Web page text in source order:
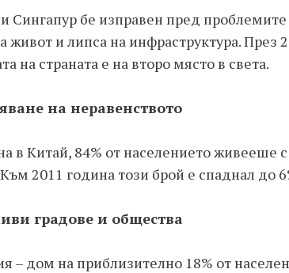
Сингапур бе изправен пред проблемите
живот и липса на инфраструктура. През
на страната е на второ място в света.
на неравенството
в Китай, 84% от населението живееше
2011 година този брой е спаднал до
градове и общества
– дом на приблизително 18% от